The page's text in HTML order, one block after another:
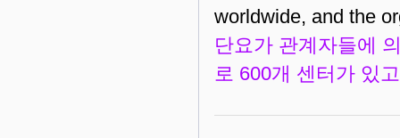
worldwide, and the
단요가 관계자들에
로 600개 센터가 있